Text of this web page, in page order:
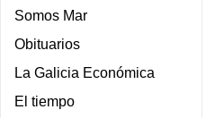
Somos Mar
Obituarios
La Galicia Económica
El tiempo